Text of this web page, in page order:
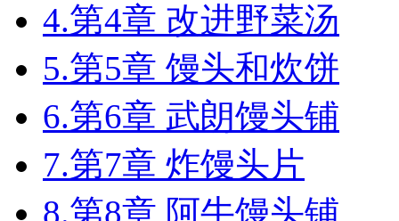
4.第4章 改进野菜汤
5.第5章 馒头和炊饼
6.第6章 武朗馒头铺
7.第7章 炸馒头片
8.第8章 阿牛馒头铺